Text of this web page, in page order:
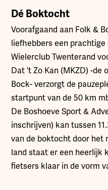
Dé Boktocht
Voorafgaand aan Folk &
liefhebbers een
Wielerclub Twenterand
Dat ’t Zo Kan (MKZD) -
Bock- verzorgt de
startpunt van de 50 km
De Boshoeve Sport &
inschrijven) kan tussen
van de boktocht door het
land staat er een heerlijk
fietsers klaar in de vorm